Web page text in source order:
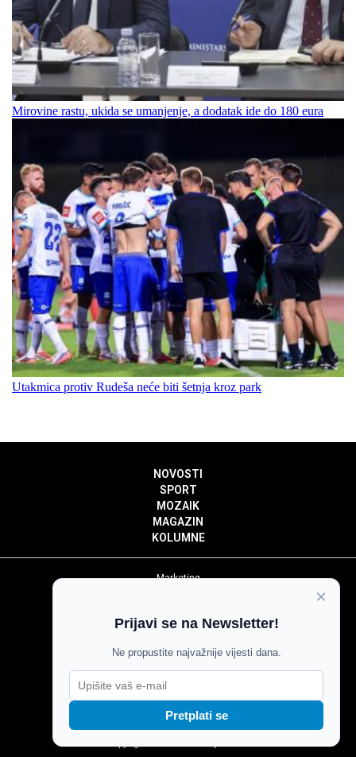
Mirovine rastu, ukida se umanjenje, a dodatak ide do 180 eura
Utakmica protiv Rudeša neće biti šetnja kroz park
NOVOSTI
SPORT
MOZAIK
MAGAZIN
KOLUMNE
Marketing
Impressum
Pravila komentiranja
Agroglas
×
Prijavi se na Newsletter!
Ne propustite najvažnije vijesti dana.
Pretplati se